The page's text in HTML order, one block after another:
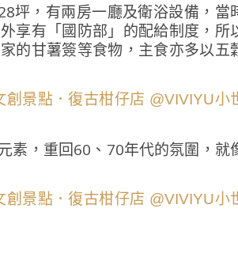
坪，有兩房一廳及衛浴設備，當
享有「國防部」的配給制度，所
的甘薯簽等食物，主食亦多以五
素，重回60、70年代的氛圍，就